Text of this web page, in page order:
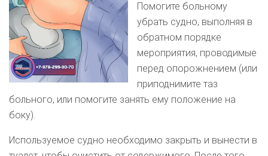
Помогите больному
убрать судно, выполняя в
обратном порядке
мероприятия, проводимые
перед опорожнением (или
приподнимите таз
больного, или помогите занять ему положение на
боку).
Используемое судно необходимо закрыть и вынести в